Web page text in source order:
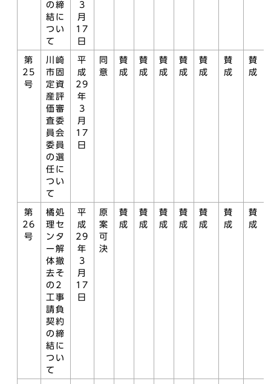
の締
結に
つい
て
3
月
17
日
第
25
号
川崎
市固
定資
産評
価審
査委
員会
委員
の選
任に
つい
て
平
成
29
年
3
月
17
日
同
意
賛
成
賛
成
賛
成
賛
成
賛
成
賛
成
賛
成
第
26
号
橘処
理セ
ンタ
ー解
体撤
去そ
の2
工事
請負
契約
の締
結に
つい
て
平
成
29
年
3
月
17
日
原
案
可
決
賛
成
賛
成
賛
成
賛
成
賛
成
賛
成
賛
成